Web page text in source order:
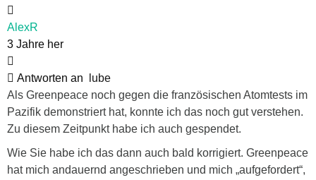
AlexR
3 Jahre her
Antworten an
lube
Als Greenpeace noch gegen die französischen Atomtests im
Pazifik demonstriert hat, konnte ich das noch gut verstehen.
Zu diesem Zeitpunkt habe ich auch gespendet.
Wie Sie habe ich das dann auch bald korrigiert. Greenpeace
hat mich andauernd angeschrieben und mich „aufgefordert“,